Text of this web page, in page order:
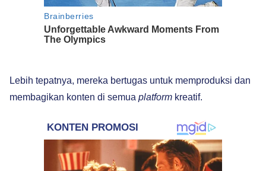
Lebih tepatnya, mereka bertugas untuk memproduksi dan
membagikan konten di semua platform kreatif.